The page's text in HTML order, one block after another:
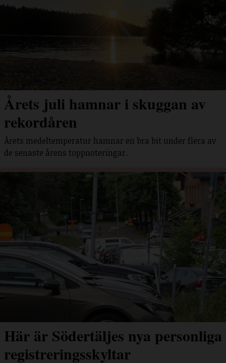
Årets juli hamnar i skuggan av
rekordåren
Årets medeltemperatur hamnar en bra bit under flera av
de senaste årens toppnoteringar.
Här är Södertäljes nya personliga
registreringsskyltar